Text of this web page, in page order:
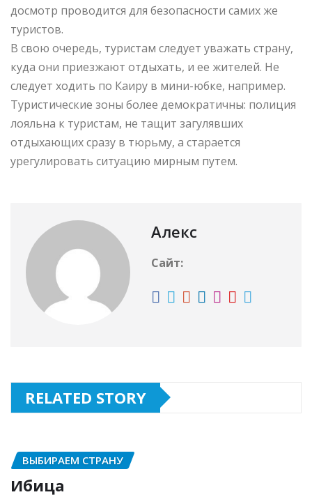
досмотр проводится для безопасности самих же
туристов.
В свою очередь, туристам следует уважать страну,
куда они приезжают отдыхать, и ее жителей. Не
следует ходить по Каиру в мини-юбке, например.
Туристические зоны более демократичны: полиция
лояльна к туристам, не тащит загулявших
отдыхающих сразу в тюрьму, а старается
урегулировать ситуацию мирным путем.
Алекс
Сайт:
RELATED STORY
ВЫБИРАЕМ СТРАНУ
Ибица